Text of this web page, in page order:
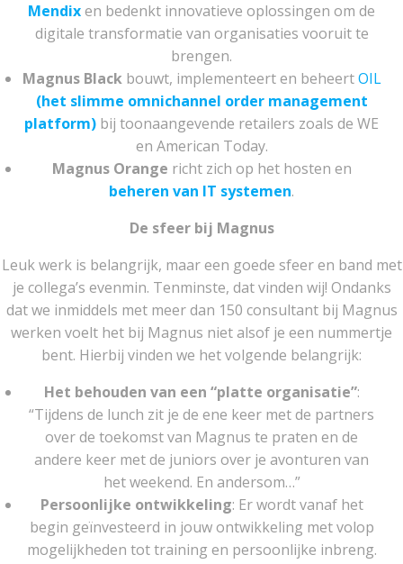
Mendixen bedenkt innovatieve oplossingen om de
digitale transformatie van organisaties vooruit te
brengen.
Magnus Blackbouwt, implementeert en beheertOIL
(het slimme omnichannel order management
platform) bij toonaangevende retailers zoals de WE
en American Today.
Magnus Orange richt zich op het hosten en
beheren van IT systemen.
De sfeer bij Magnus
Leuk werk is belangrijk, maar een goede sfeer en band met
je collega’s evenmin. Tenminste, dat vinden wij! Ondanks
dat we inmiddels met meer dan 150 consultant bij Magnus
werken voelt het bij Magnus niet alsof je een nummertje
bent. Hierbij vinden we het volgende belangrijk:
Het behouden van een “platte organisatie”:
“Tijdens de lunch zit je de ene keer met de partners
over de toekomst van Magnus te praten en de
andere keer met de juniors over je avonturen van
het weekend. En andersom…”
Persoonlijke ontwikkeling: Er wordt vanaf het
begin geïnvesteerd in jouw ontwikkeling met volop
mogelijkheden tot training en persoonlijke inbreng.